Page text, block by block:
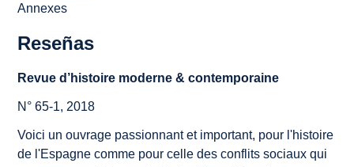
Annexes
Reseñas
Revue d’histoire moderne & contemporaine
N° 65-1, 2018
Voici un ouvrage passionnant et important, pour l'histoire
de l'Espagne comme pour celle des conflits sociaux qui